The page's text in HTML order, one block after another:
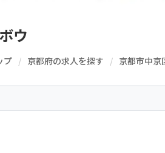
ウ
プ 京都府の求人を探す 京都市中京